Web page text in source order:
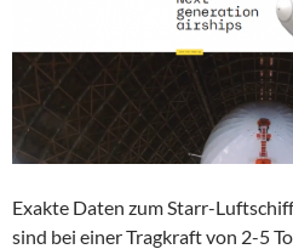
Exakte Daten zum Starr-
sind bei einer Tragkraft von 2-5